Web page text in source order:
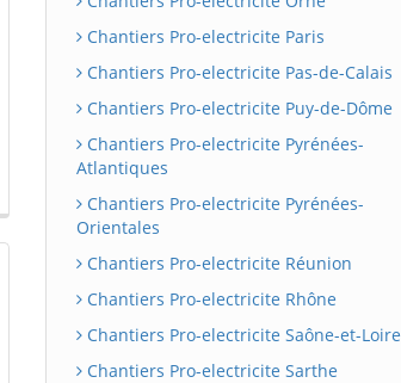
Chantiers Pro-electricite Paris
Chantiers Pro-electricite Pas-de-Calais
Chantiers Pro-electricite Puy-de-Dôme
Chantiers Pro-electricite Pyrénées-
Atlantiques
Chantiers Pro-electricite Pyrénées-
Orientales
Chantiers Pro-electricite Réunion
Chantiers Pro-electricite Rhône
Chantiers Pro-electricite Saône-et-Loire
Chantiers Pro-electricite Sarthe